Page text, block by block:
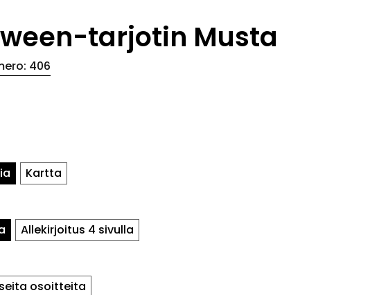
tarjotin Musta
406
Kartta
Allekirjoitus 4 sivulla
osoitteita